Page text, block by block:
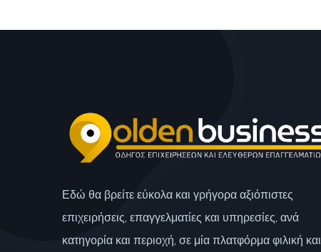
Εδώ θα βρείτε εύκολα και γρήγορα αξιόπιστες
επιχειρήσεις, επαγγελματίες και υπηρεσίες, ανά
κατηγορία και περιοχή, σε μία πλατφόρμα φιλική και